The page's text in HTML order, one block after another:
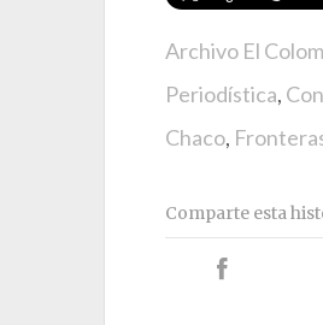
Archivo El
Periodística,
Chaco,
Comparte esta